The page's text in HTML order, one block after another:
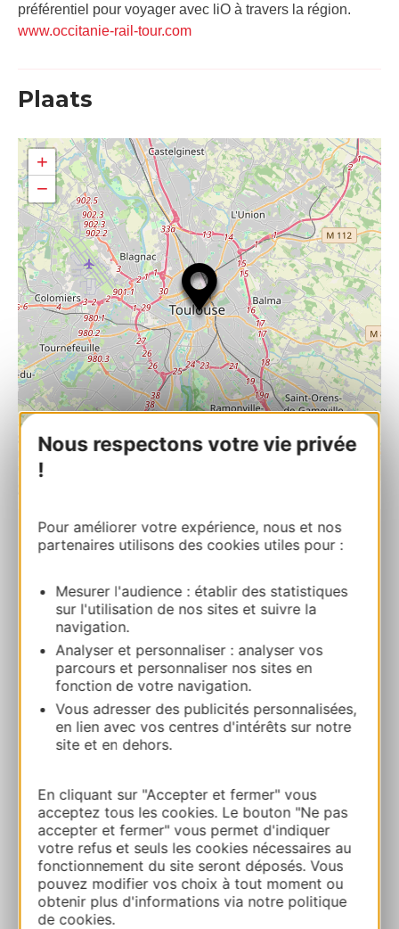
Nous respectons votre vie privée
!
Pour améliorer votre expérience, nous et nos
partenaires utilisons des cookies utiles pour :
Mesurer l'audience : établir des statistiques
sur l'utilisation de nos sites et suivre la
navigation.
Analyser et personnaliser : analyser vos
parcours et personnaliser nos sites en
fonction de votre navigation.
Vous adresser des publicités personnalisées,
en lien avec vos centres d'intérêts sur notre
site et en dehors.
En cliquant sur "Accepter et fermer" vous
acceptez tous les cookies. Le bouton "Ne pas
accepter et fermer" vous permet d'indiquer
votre refus et seuls les cookies nécessaires au
fonctionnement du site seront déposés. Vous
pouvez modifier vos choix à tout moment ou
obtenir plus d'informations via notre politique
de cookies.
préférentiel pour voyager avec liO à travers la région.
www.occitanie-rail-tour.com
Plaats
+
−
RESERVEREN
MUSEE DES AUGUSTINS
21 Rue de Metz 31000 TOULOUSE
Bereken uw route
05 61 22 21 82
E-mail
Website
Facebook